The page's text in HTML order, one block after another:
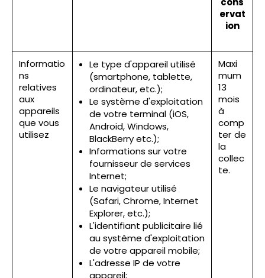
ervat
ion
Informatio
ns
relatives
aux
appareils
que vous
utilisez
Le type d'appareil utilisé
(smartphone, tablette,
ordinateur, etc.);
Le système d'exploitation
de votre terminal (iOS,
Android, Windows,
BlackBerry etc.);
Informations sur votre
fournisseur de services
Internet;
Le navigateur utilisé
(Safari, Chrome, Internet
Explorer, etc.);
L'identifiant publicitaire lié
au système d'exploitation
de votre appareil mobile;
L'adresse IP de votre
appareil;
Maxi
mum
13
mois
à
comp
ter de
la
collec
te.